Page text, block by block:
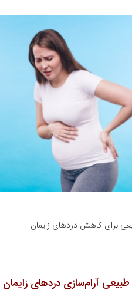
برای کاهش دردهای زایمان
آرام‌سازی دردهای زایمان